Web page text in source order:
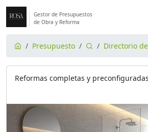
Gestor de Presupuestos
de Obra y Reforma
Presupuesto Directorio
Reformas completas y